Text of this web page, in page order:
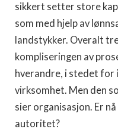
sikkert setter store
som med hjelp av
landstykker. Overalt
kompliseringen av
hverandre, i stedet for
virksomhet. Men den
sier organisasjon. Er
autoritet?